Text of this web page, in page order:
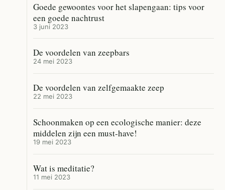
Goede gewoontes voor het slapengaan: tips voor
een goede nachtrust
3 juni 2023
De voordelen van zeepbars
24 mei 2023
De voordelen van zelfgemaakte zeep
22 mei 2023
Schoonmaken op een ecologische manier: deze
middelen zijn een must-have!
19 mei 2023
Wat is meditatie?
11 mei 2023